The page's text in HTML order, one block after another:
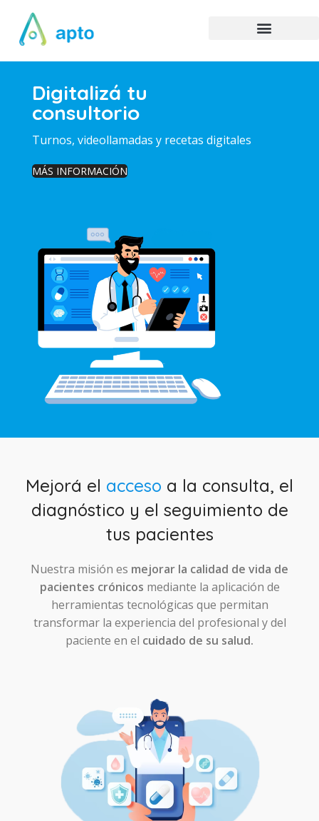
Digitalizá tu
consultorio
Turnos, videollamadas y recetas digitales
MÁS INFORMACIÓN
Mejorá el acceso a la consulta, el
diagnóstico y el seguimiento de
tus pacientes
Nuestra misión es mejorar la calidad de vida de
pacientes crónicos mediante la aplicación de
herramientas tecnológicas que permitan
transformar la experiencia del profesional y del
paciente en el cuidado de su salud.